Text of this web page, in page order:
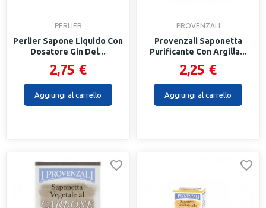
PERLIER
Perlier Sapone Liquido Con
Dosatore Gin Del...
2,75 €
Aggiungi al carrello
PROVENZALI
Provenzali Saponetta
Purificante Con Argilla...
2,25 €
Aggiungi al carrello